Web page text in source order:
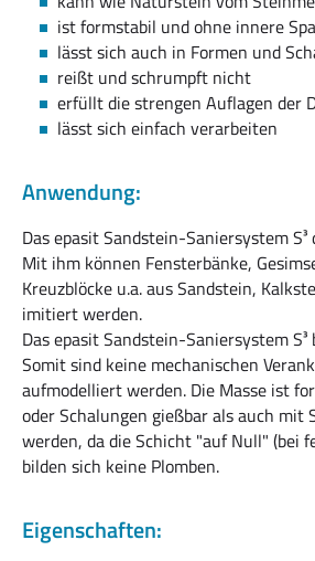
ist formstabil und ohne innere
lässt sich auch in Formen und
reißt und schrumpft nicht
erfüllt die strengen Auflagen der
lässt sich einfach verarbeiten
Anwendung:
Das epasit Sandstein-Saniersystem
Mit ihm können Fensterbänke,
Kreuzblöcke u.a. aus Sandstein,
imitiert werden.
Das epasit Sandstein-Saniersystem
Somit sind keine mechanischen
aufmodelliert werden. Die Masse ist
oder Schalungen gießbar als auch mit
werden, da die Schicht "auf Null" (bei
bilden sich keine Plomben.
Eigenschaften: